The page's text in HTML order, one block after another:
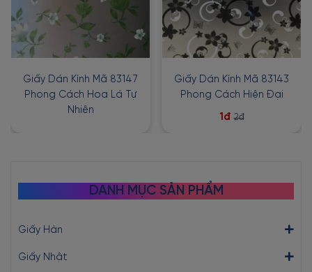
Giấy Dán Kính Mã 83147
Phong Cách Hoa Lá Tự
Nhiên
Giấy Dán Kính Mã 83143
Phong Cách Hiện Đại
1đ 2đ
DANH MỤC SẢN PHẨM
Giấy Hàn
Giấy Nhật